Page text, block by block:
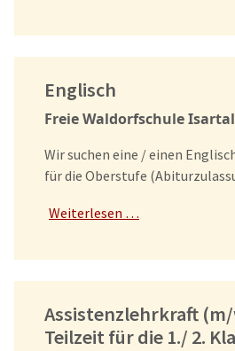
Englisch
Freie Waldorfschule Isartal
Wir suchen eine / einen
für die Oberstufe
Weiterlesen …
Assistenzlehrkraft
Teilzeit für die 1./ 2.